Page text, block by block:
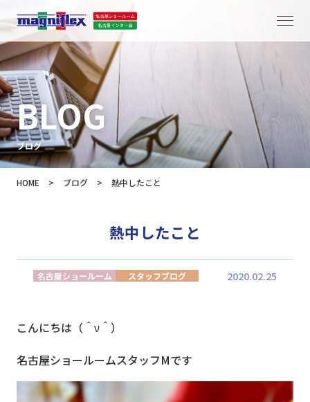
BLOG
ブログ
HOME > ブログ > 熱中したこと
熱中したこと
名古屋ショールーム スタッフブログ 2020.02.25
こんにちは（＾ν＾）
名古屋ショールームスタッフMです